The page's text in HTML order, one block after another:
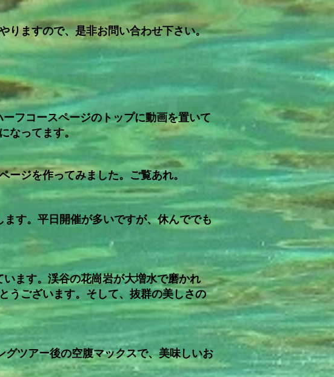
ますので、是非お問い合わせ下さい。
フコースページのトップに動画を置いて
なってます。
ジを作ってみました。ご覧あれ。
ます。平日開催が多いですが、休んででも
ます。渓谷の花崗岩が大増水で磨かれ
うございます。そして、抜群の美しさの
ツアー後の空腹マックスで、美味しいお